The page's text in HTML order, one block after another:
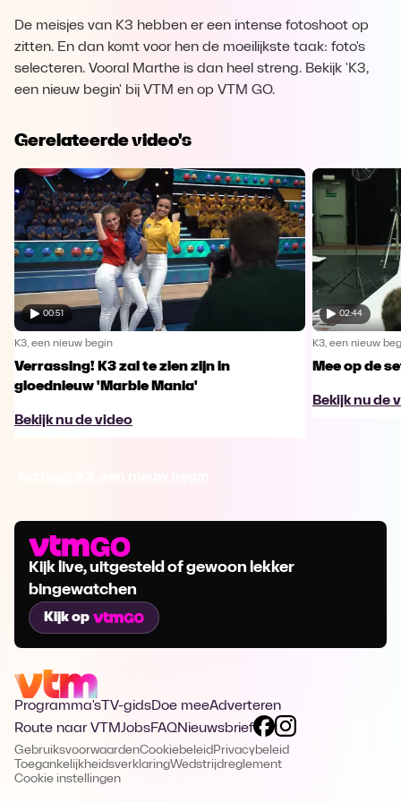
De meisjes van K3 hebben er een intense fotoshoot op
zitten. En dan komt voor hen de moeilijkste taak: foto's
selecteren. Vooral Marthe is dan heel streng. Bekijk 'K3,
een nieuw begin' bij VTM en op VTM GO.
Gerelateerde video's
00:51
K3, een nieuw begin
Verrassing! K3 zal te zien zijn in
gloednieuw 'Marble Mania'
Bekijk nu de video
02:44
K3, een nieuw
Mee op de
Bekijk nu de
Kijk live, uitgesteld of gewoon lekker
bingewatchen
Kijk op
Programma's TV-gidsDoe meeAdverteren
Route naar VTMJobsFAQNieuwsbrief
GebruiksvoorwaardenCookiebeleid Privacybeleid
ToegankelijkheidsverklaringWedstrijdreglement
Cookie instellingen